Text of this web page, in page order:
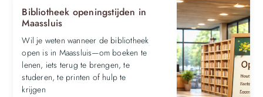
Bibliotheek openingstijden in
Maassluis
Wil je weten wanneer de bibliotheek
open is in Maassluis—om boeken te
lenen, iets terug te brengen, te
studeren, te printen of hulp te
krijgen